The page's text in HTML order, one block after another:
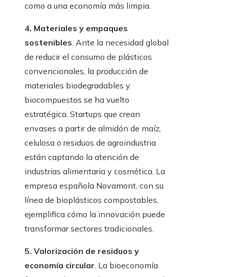
como a una economía más limpia.
4. Materiales y empaques
sostenibles. Ante la necesidad global
de reducir el consumo de plásticos
convencionales, la producción de
materiales biodegradables y
biocompuestos se ha vuelto
estratégica. Startups que crean
envases a partir de almidón de maíz,
celulosa o residuos de agroindustria
están captando la atención de
industrias alimentaria y cosmética. La
empresa española Novamont, con su
línea de bioplásticos compostables,
ejemplifica cómo la innovación puede
transformar sectores tradicionales.
5. Valorización de residuos y
economía circular. La bioeconomía